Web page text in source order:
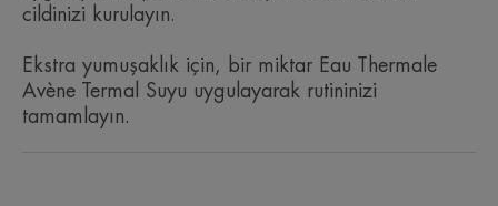
cildinizi kurulayın.
Ekstra yumuşaklık için, bir miktar Eau Thermale
Avène Termal Suyu uygulayarak rutininizi
tamamlayın.